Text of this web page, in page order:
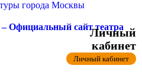
города Москвы
– Официальный сайт театра
Личный
кабинет
Личный кабинет